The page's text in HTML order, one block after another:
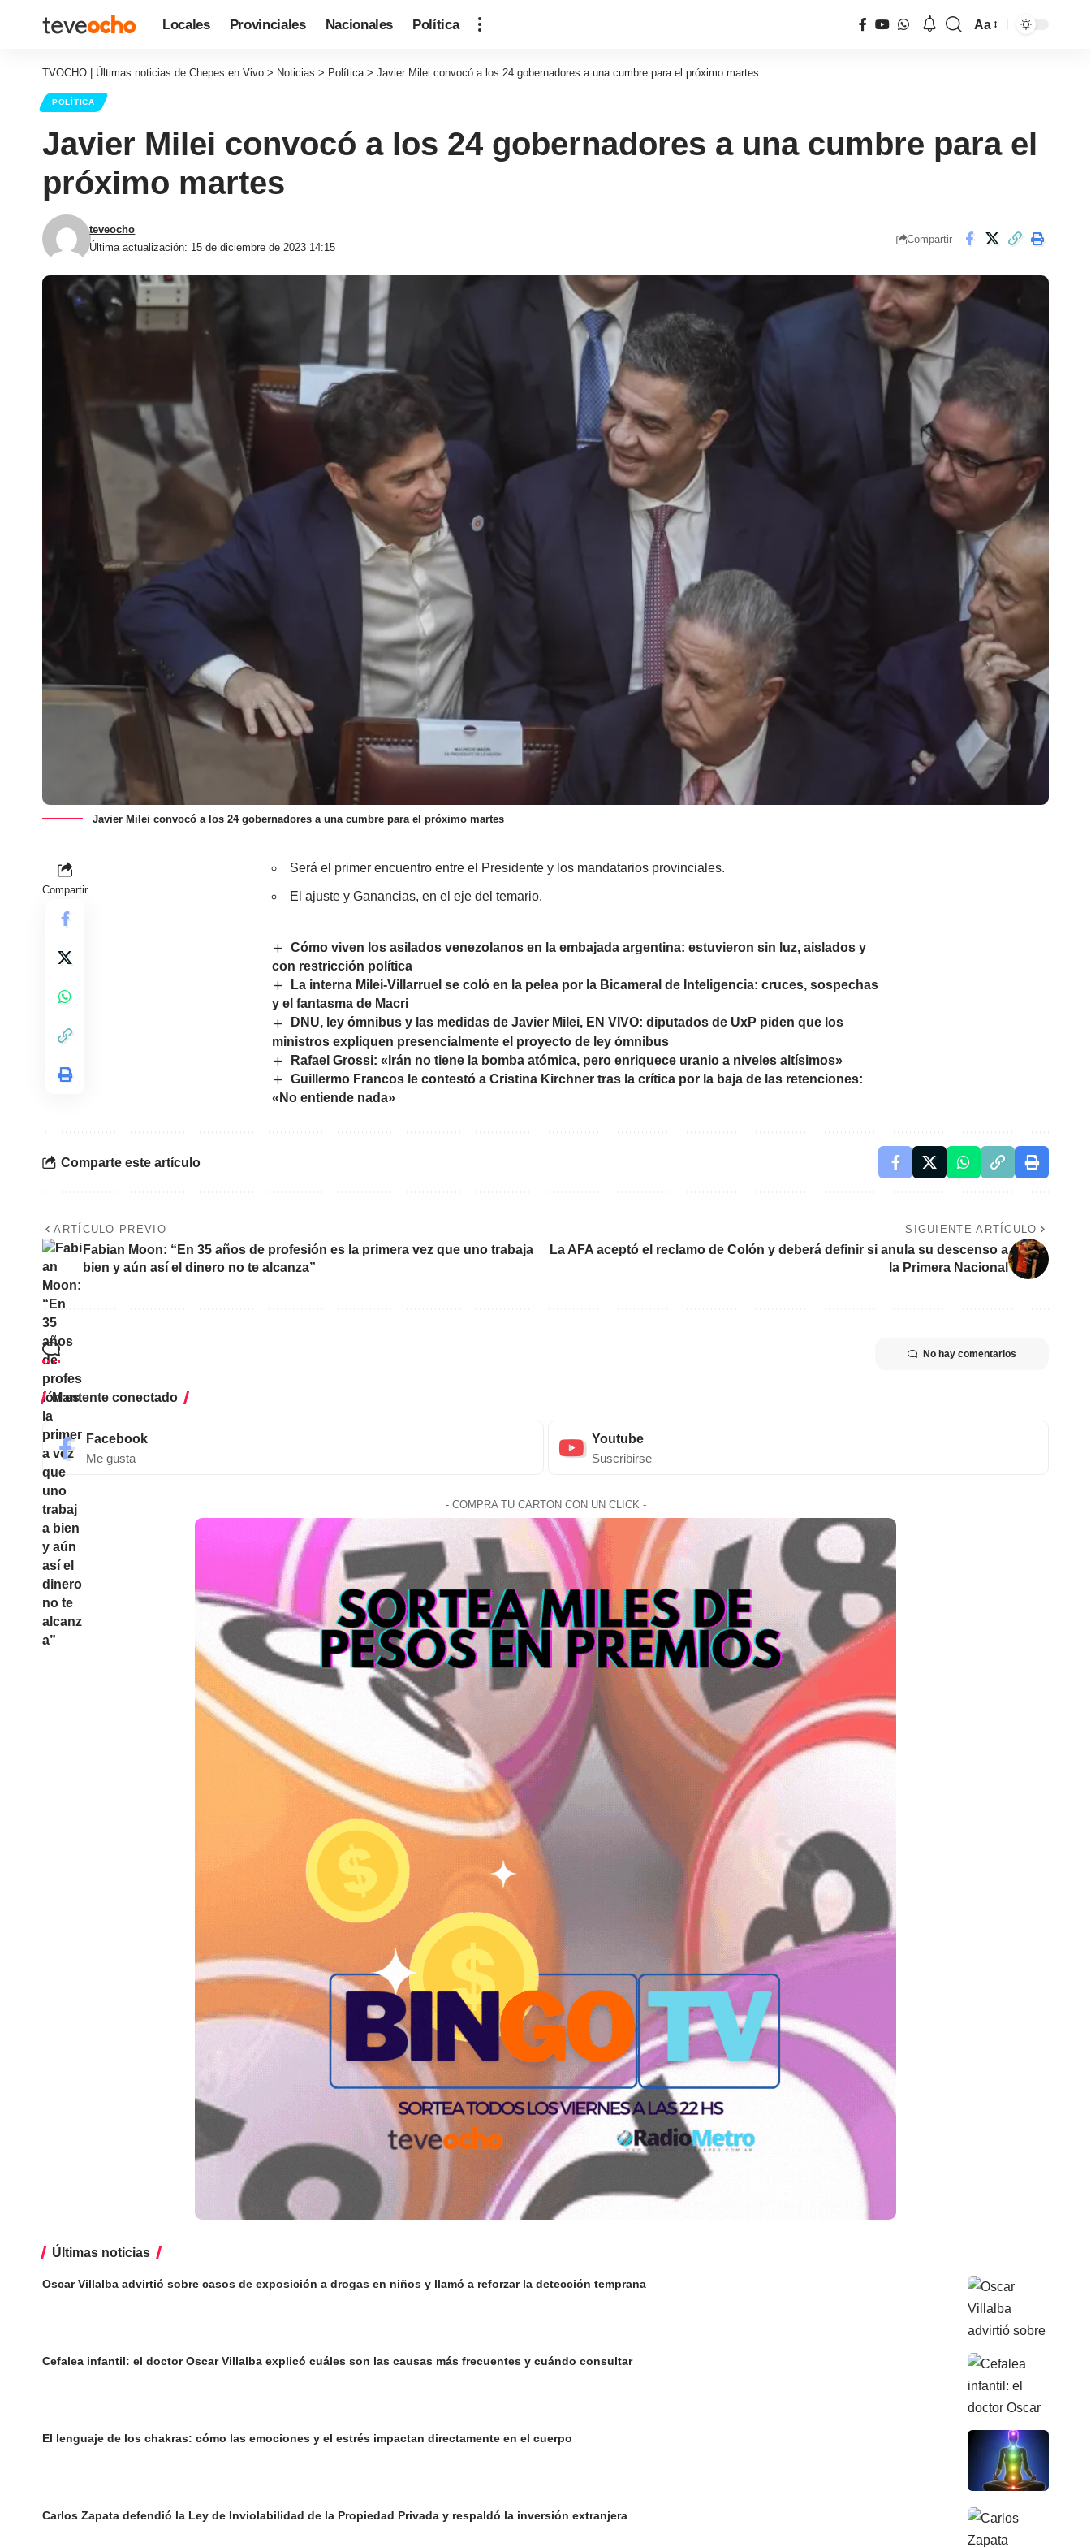
Locales Provinciales Nacionales Política Aa
TVOCHO | Últimas noticias de Chepes en Vivo > Noticias > Política> Javier Milei convocó a los 24 gobernadores a una cumbre para el próximo martes
POLÍTICA
Javier Milei convocó a los 24 gobernadores a una cumbre para el
próximo martes
Última actualización: 15 de diciembre de 2023 14:15
teveocho
Compartir
Javier Milei convocó a los 24 gobernadores a una cumbre para el próximo martes
Compartir
Será el primer encuentro entre el Presidente y los mandatarios provinciales.
El ajuste y Ganancias, en el eje del temario.
Cómo viven los asilados venezolanos en la embajada argentina: estuvieron sin luz, aislados y
con restricción política
La interna Milei-Villarruel se coló en la pelea por la Bicameral de Inteligencia: cruces, sospechas
y el fantasma de Macri
DNU, ley ómnibus y las medidas de Javier Milei, EN VIVO: diputados de UxP piden que los
ministros expliquen presencialmente el proyecto de ley ómnibus
Rafael Grossi: «Irán no tiene la bomba atómica, pero enriquece uranio a niveles altísimos»
Guillermo Francos le contestó a Cristina Kirchner tras la crítica por la baja de las retenciones:
«No entiende nada»
Comparte este artículo
ARTÍCULO PREVIO
Fabian Moon: “En 35 años de profesión es la primera vez que uno trabaja
bien y aún así el dinero no te alcanza”
SIGUIENTE ARTÍCULO
La AFA aceptó el reclamo de Colón y deberá definir si anula su descenso a
la Primera Nacional
No hay comentarios
Mantente conectado
Facebook
Me gusta
Youtube
Suscribirse
- COMPRA TU CARTON CON UN CLICK -
Últimas noticias
Oscar Villalba advirtió sobre casos de exposición a drogas en niños y llamó a reforzar la detección temprana
Cefalea infantil: el doctor Oscar Villalba explicó cuáles son las causas más frecuentes y cuándo consultar
El lenguaje de los chakras: cómo las emociones y el estrés impactan directamente en el cuerpo
Carlos Zapata defendió la Ley de Inviolabilidad de la Propiedad Privada y respaldó la inversión extranjera